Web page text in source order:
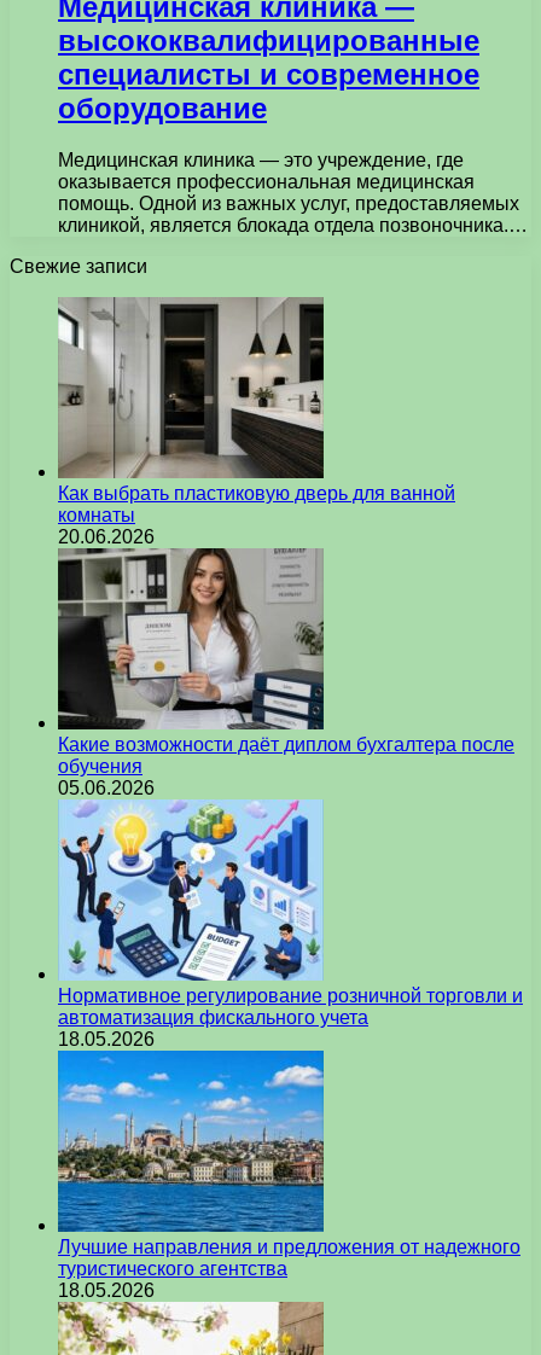
высококвалифицированные
специалисты и современное
оборудование
Медицинская клиника — это учреждение, где
оказывается профессиональная медицинская
помощь. Одной из важных услуг, предоставляемых
клиникой, является блокада отдела позвоночника.…
Свежие записи
Как выбрать пластиковую дверь для ванной
комнаты
20.06.2026
Какие возможности даёт диплом бухгалтера после
обучения
05.06.2026
Нормативное регулирование розничной торговли и
автоматизация фискального учета
18.05.2026
Лучшие направления и предложения от надежного
туристического агентства
18.05.2026